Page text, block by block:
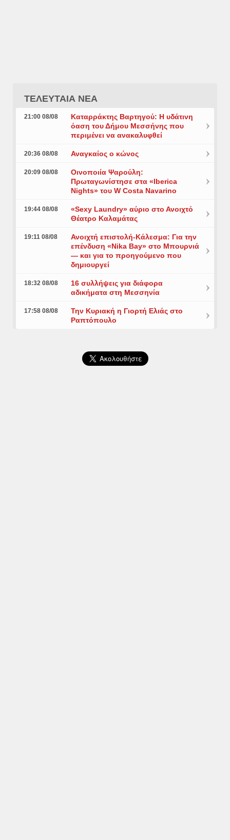
ΤΕΛΕΥΤΑΙΑ ΝΕΑ
21:00 08/08
Καταρράκτης Βαρτηγού: Η υδάτινη
όαση του Δήμου Μεσσήνης που
περιμένει να ανακαλυφθεί
20:36 08/08 Αναγκαίος ο κώνος
20:09 08/08
Οινοποιία Ψαρούλη:
Πρωταγωνίστησε στα «Iberica
Nights» του W Costa Navarino
19:44 08/08
«Sexy Laundry» αύριο στο Ανοιχτό
Θέατρο Καλαμάτας
19:11 08/08
Ανοιχτή επιστολή-Κάλεσμα: Για την
επένδυση «Nika Bay» στο Μπουρνιά
— και για το προηγούμενο που
δημιουργεί
18:32 08/08
16 συλλήψεις για διάφορα
αδικήματα στη Μεσσηνία
17:58 08/08
Την Κυριακή η Γιορτή Ελιάς στο
Ραπτόπουλο